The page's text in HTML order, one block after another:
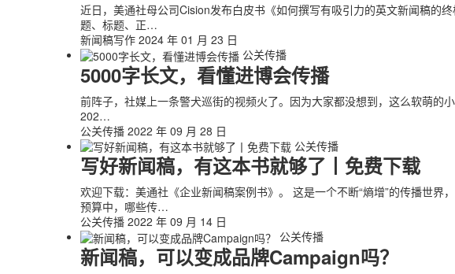
近日，美通社母公司Cision发布白皮书《如何撰写有吸引力的英文新闻稿的
题、标题、正…
新闻稿写作 2024 年 01 月 23 日
公关传播
5000字长文，看懂进博会传播
前阵子，社媒上一条警犬巡街的视频火了。因为大家都没想到，这么软萌
202…
公关传播 2022 年 09 月 28 日
公关传播
写好新闻稿，有这本书就够了丨免费下载
欢迎下载：美通社《企业新闻稿案例书》。 这是一个不断“熵增”的传播世
预算中，哪些传…
公关传播 2022 年 09 月 14 日
公关传播
新闻稿，可以变成品牌Campaign吗？